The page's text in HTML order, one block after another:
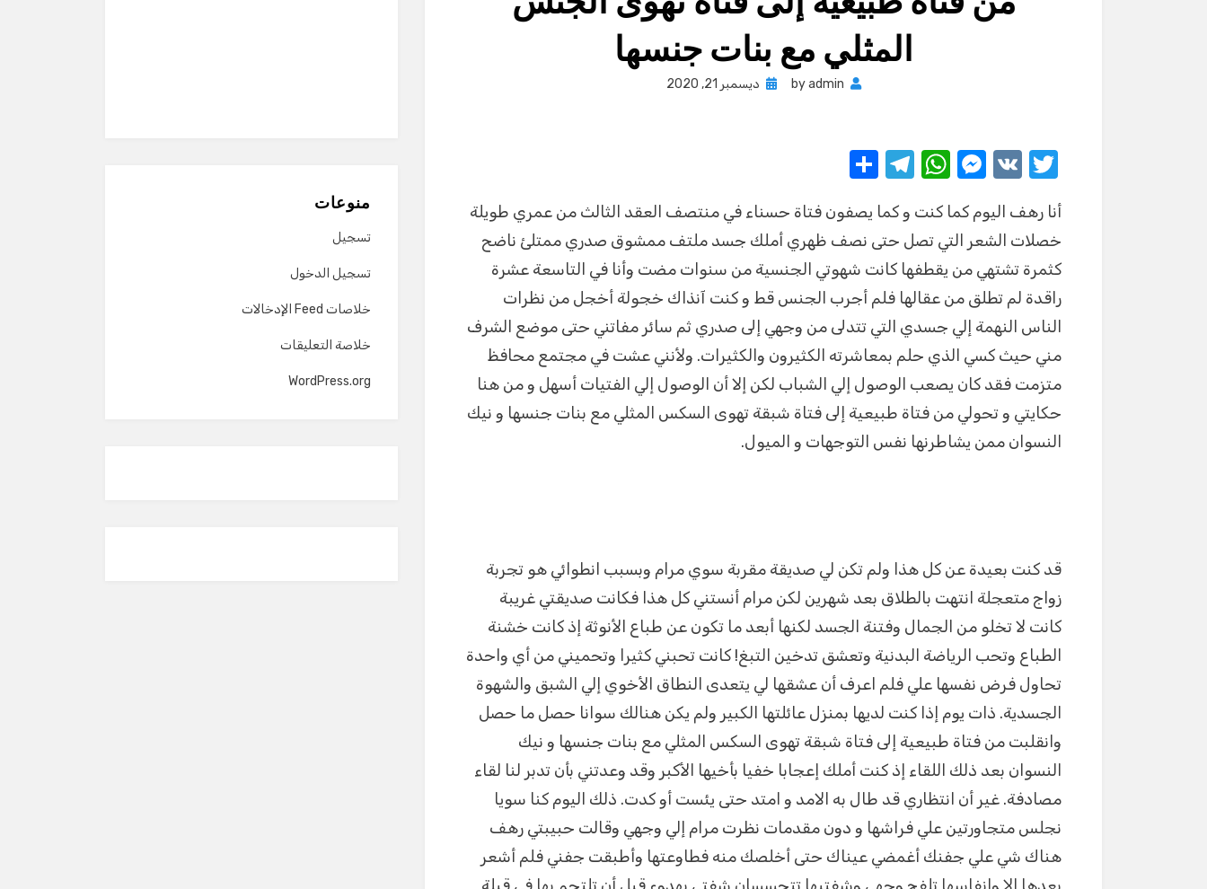
المثلي مع بنات جنسها
byadmin
Posted
ديسمبر 21, 2020
T
it
te
r
V
M
ss
e
n
g
er
W
at
s
A
p
p
T
e
gr
a
m
ar
e
أنا رهف اليوم كما كنت و كما يصفون فتاة حسناء في منتصف العقد الثالث من عمري طويلة
خصلات الشعر التي تصل حتى نصف ظهري أملك جسد ملتف ممشوق صدري ممتلئ ناضح
كثمرة تشتهي من يقطفها كانت شهوتي الجنسية من سنوات مضت وأنا في التاسعة عشرة
راقدة لم تطلق من عقالها فلم أجرب الجنس قط و كنت آنذاك خجولة أخجل من نظرات
الناس النهمة إلي جسدي التي تتدلى من وجهي إلى صدري ثم سائر مفاتني حتى موضع الشرف
مني حيث كسي الذي حلم بمعاشرته الكثيرون والكثيرات. ولأنني عشت في مجتمع محافظ
متزمت فقد كان يصعب الوصول إلي الشباب لكن إلا أن الوصول إلي الفتيات أسهل و من هنا
حكايتي و تحولي من فتاة طبيعية إلى فتاة شبقة تهوى السكس المثلي مع بنات جنسها و نيك
النسوان ممن يشاطرنها نفس التوجهات و الميول.
قد كنت بعيدة عن كل هذا ولم تكن لي صديقة مقربة سوي مرام وبسبب انطوائي هو تجربة
زواج متعجلة انتهت بالطلاق بعد شهرين لكن مرام أنستني كل هذا فكانت صديقتي غريبة
كانت لا تخلو من الجمال وفتنة الجسد لكنها أبعد ما تكون عن طباع الأنوثة إذ كانت خشنة
الطباع وتحب الرياضة البدنية وتعشق تدخين التبغ! كانت تحبني كثيرا وتحميني من أي واحدة
تحاول فرض نفسها علي فلم اعرف أن عشقها لي يتعدى النطاق الأخوي إلي الشبق والشهوة
الجسدية. ذات يوم إذا كنت لديها بمنزل عائلتها الكبير ولم يكن هنالك سوانا حصل ما حصل
وانقلبت من فتاة طبيعية إلى فتاة شبقة تهوى السكس المثلي مع بنات جنسها و نيك
النسوان بعد ذلك اللقاء إذ كنت أملك إعجابا خفيا بأخيها الأكبر وقد وعدتني بأن تدبر لنا لقاء
مصادفة. غير أن انتظاري قد طال به الامد و امتد حتى يئست أو كدت. ذلك اليوم كنا سويا
نجلس متجاورتين علي فراشها و دون مقدمات نظرت مرام إلي وجهي وقالت حبيبتي رهف
هناك شي علي جفنك أغمضي عيناك حتى أخلصك منه فطاوعتها وأطبقت جفني فلم أشعر
منوعات
تسجيل
تسجيل الدخول
خلاصات Feed الإدخالات
خلاصة التعليقات
WordPress.org